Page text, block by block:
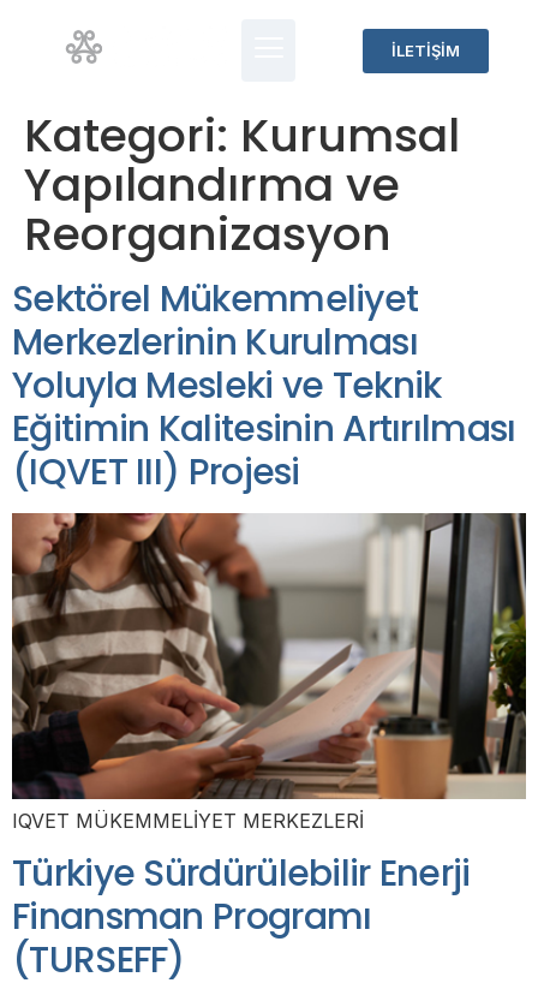
İLETİŞİM
Kategori: Kurumsal
Yapılandırma ve
Reorganizasyon
Sektörel Mükemmeliyet
Merkezlerinin Kurulması
Yoluyla Mesleki ve Teknik
Eğitimin Kalitesinin Artırılması
(IQVET III) Projesi
IQVET MÜKEMMELİYET MERKEZLERİ
Türkiye Sürdürülebilir Enerji
Finansman Programı
(TURSEFF)